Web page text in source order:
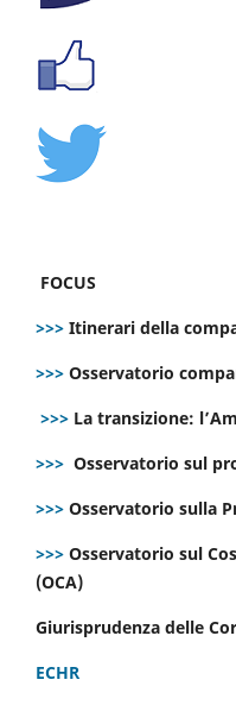
FOCUS
>>> Itinerari della
>>> Osservatorio
>>> La transizione:
>>> Osservatorio sul
>>> Osservatorio sulla
>>> Osservatorio sul
(OCA)
Giurisprudenza delle
ECHR